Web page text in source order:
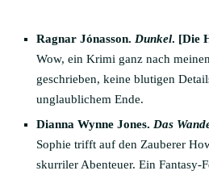
Ragnar Jónasson. Dunkel. [Die
Wow, ein Krimi ganz nach
geschrieben, keine blutigen
unglaublichem Ende.
Dianna Wynne Jones. Das
Sophie trifft auf den Zauberer
skurriler Abenteuer. Ein Fantasy-